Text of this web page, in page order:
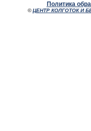
Политика
©ЦЕНТР КОЛГОТОК И